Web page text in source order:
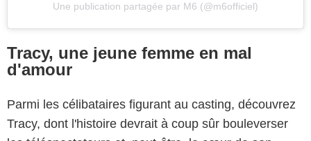
Une publication partagée par M6 (@m6officiel)
Tracy, une jeune femme en mal
d'amour
Parmi les célibataires figurant au casting, découvrez
Tracy, dont l'histoire devrait à coup sûr bouleverser